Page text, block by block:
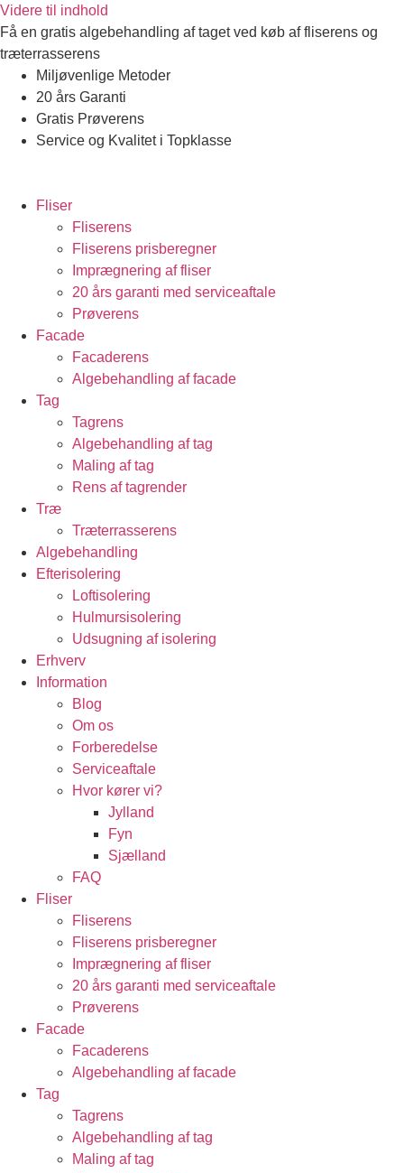
Videre til indhold
Få en gratis algebehandling af taget ved køb af fliserens og
træterrasserens
Miljøvenlige Metoder
20 års Garanti
Gratis Prøverens
Service og Kvalitet i Topklasse
Fliser
Fliserens
Fliserens prisberegner
Imprægnering af fliser
20 års garanti med serviceaftale
Prøverens
Facade
Facaderens
Algebehandling af facade
Tag
Tagrens
Algebehandling af tag
Maling af tag
Rens af tagrender
Træ
Træterrasserens
Algebehandling
Efterisolering
Loftisolering
Hulmursisolering
Udsugning af isolering
Erhverv
Information
Blog
Om os
Forberedelse
Serviceaftale
Hvor kører vi?
Jylland
Fyn
Sjælland
FAQ
Fliser
Fliserens
Fliserens prisberegner
Imprægnering af fliser
20 års garanti med serviceaftale
Prøverens
Facade
Facaderens
Algebehandling af facade
Tag
Tagrens
Algebehandling af tag
Maling af tag